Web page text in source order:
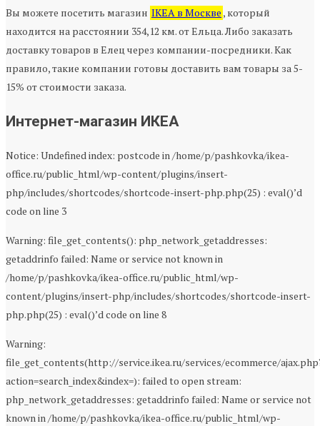
Вы можете посетить магазин IKEA в Москве , который
находится на расстоянии 354,12 км. от Ельца. Либо заказать
доставку товаров в Елец через компании-посредники. Как
правило, такие компании готовы доставить вам товары за 5-
15% от стоимости заказа.
Интернет-магазин ИКЕА
Notice: Undefined index: postcode in /home/p/pashkovka/ikea-
office.ru/public_html/wp-content/plugins/insert-
php/includes/shortcodes/shortcode-insert-php.php(25) : eval()’d
code on line 3
Warning: file_get_contents(): php_network_getaddresses:
getaddrinfo failed: Name or service not known in
/home/p/pashkovka/ikea-office.ru/public_html/wp-
content/plugins/insert-php/includes/shortcodes/shortcode-insert-
php.php(25) : eval()’d code on line 8
Warning:
file_get_contents(http://service.ikea.ru/services/ecommerce/
action=search_index&index=): failed to open stream:
php_network_getaddresses: getaddrinfo failed: Name or service not
known in /home/p/pashkovka/ikea-office.ru/public_html/wp-